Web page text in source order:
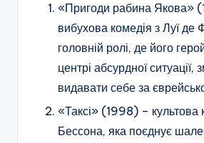
«Пригоди рабина Якова»
вибухова комедія з Луї
головній ролі, де його
центрі абсурдної ситуації,
видавати себе за
«Таксі» (1998) – культова
Бессона, яка поєднує